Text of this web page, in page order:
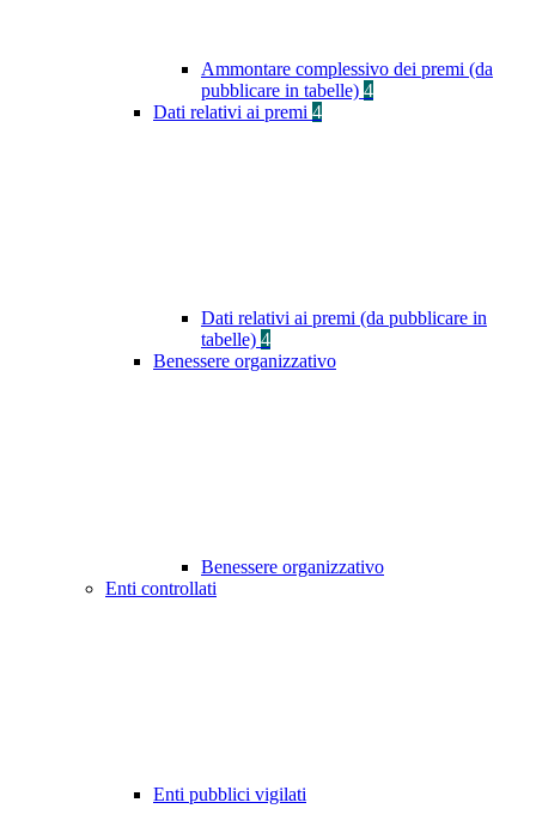
Ammontare complessivo dei premi (da
pubblicare in tabelle) 4
Dati relativi ai premi 4
Dati relativi ai premi (da pubblicare in
tabelle) 4
Benessere organizzativo
Benessere organizzativo
Enti controllati
Enti pubblici vigilati